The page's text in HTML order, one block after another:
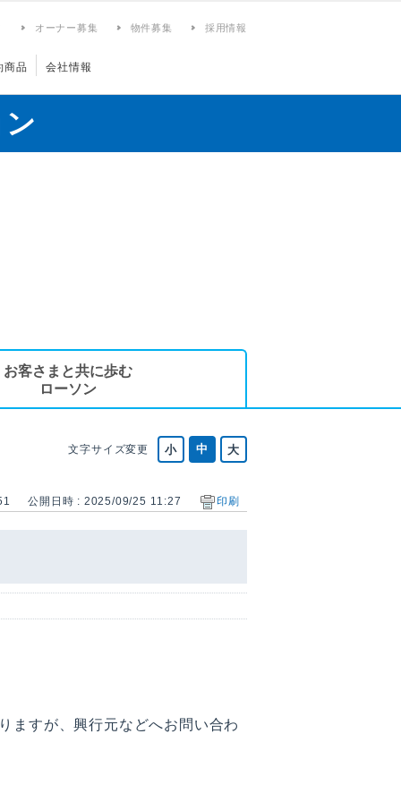
オーナー募集 物件募集 採用情報
商品 会社情報
お客さまと共に歩む
ローソン
文字サイズ変更
公開日時 : 2025/09/25 11:27 印刷
ますが、興行元などへお問い合わ